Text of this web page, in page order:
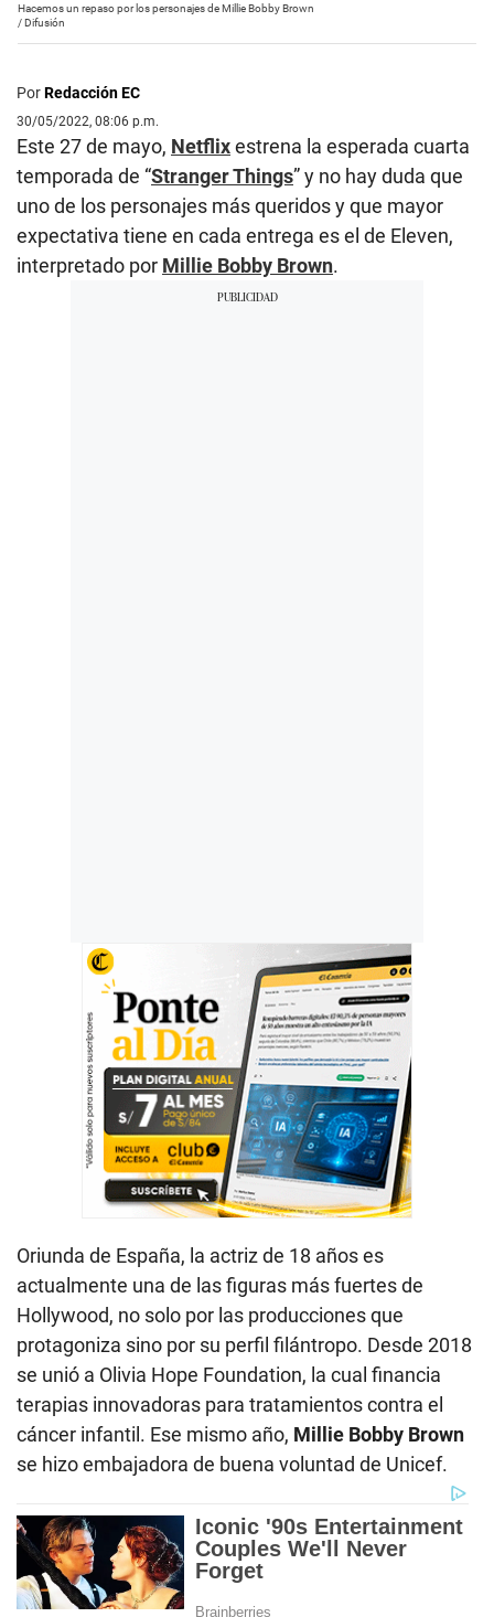
Hacemos un repaso por los personajes de Millie Bobby Brown
/Difusión
PorRedacción EC
30/05/2022, 08:06 p.m.
Este 27 de mayo, Netflixestrena la esperada cuarta
temporada de “Stranger Things” y no hay duda que
uno de los personajes más queridos y que mayor
expectativa tiene en cada entrega es el de Eleven,
interpretado por Millie Bobby Brown.
Oriunda de España, la actriz de 18 años es
actualmente una de las figuras más fuertes de
Hollywood, no solo por las producciones que
protagoniza sino por su perfil filántropo. Desde 2018
se unió a Olivia Hope Foundation, la cual financia
terapias innovadoras para tratamientos contra el
cáncer infantil. Ese mismo año, Millie Bobby Brown
se hizo embajadora de buena voluntad de Unicef.